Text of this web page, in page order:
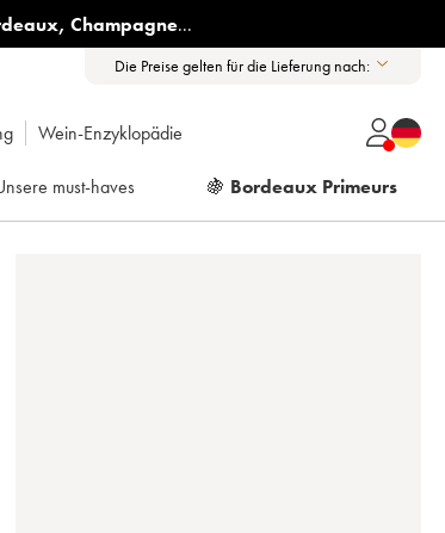
, Champagne...
Die Preise gelten für die Lieferung nach:
Wein-Enzyklopädie
must-haves 🍇 Bordeaux Primeurs